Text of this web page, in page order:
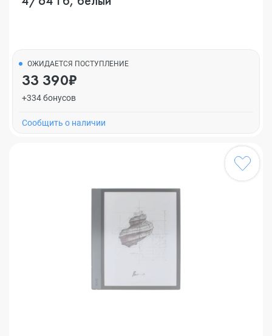
ОЖИДАЕТСЯ ПОСТУПЛЕНИЕ
33 390₽
+334 бонусов
Cообщить о наличии